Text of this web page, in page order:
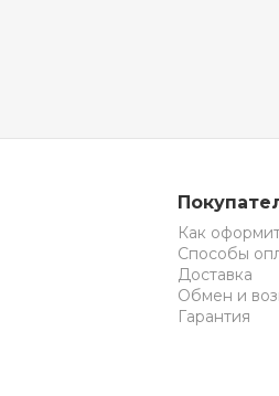
Как
Способы
Доставка
Обмен и
Гарантия